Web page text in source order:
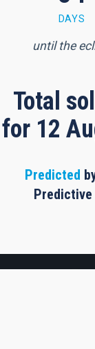
DAYS
until the
Total
for 12
Predicted
Predictive